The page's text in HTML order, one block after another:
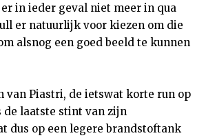
in ieder geval niet meer in qua
er natuurlijk voor kiezen om die
alsnog een goed beeld te kunnen
van Piastri, de ietswat korte run op
de laatste stint van zijn
dus op een legere brandstoftank